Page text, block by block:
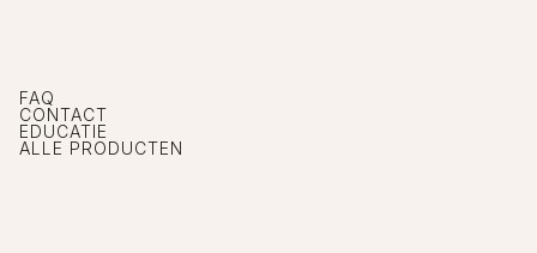
FAQ
CONTACT
EDUCATIE
ALLE PRODUCTEN